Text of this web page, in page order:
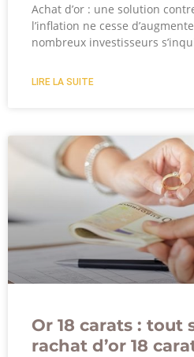
Achat d’or : une solution
l’inflation ne cesse
nombreux investisseurs
LIRE LA SUITE
Or 18 carats : tout
rachat d’or 18